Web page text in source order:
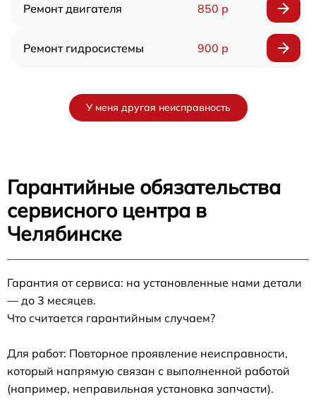
Ремонт двигателя 850 р
Ремонт гидросистемы 900 р
У меня другая неисправность
Гарантийные обязательства
сервисного центра в
Челябинске
Гарантия от сервиса: на установленные нами детали
— до 3 месяцев.
Что считается гарантийным случаем?
Для работ: Повторное проявление неисправности,
который напрямую связан с выполненной работой
(например, неправильная установка запчасти).